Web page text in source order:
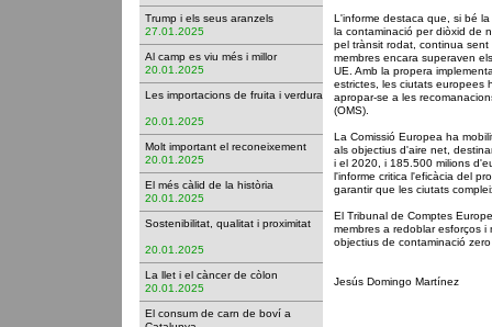
Trump i els seus aranzels
27.01.2025
Al camp es viu més i millor
20.01.2025
Les importacions de fruita i verdura
20.01.2025
Molt important el reconeixement
20.01.2025
El més càlid de la història
20.01.2025
Sostenibilitat, qualitat i proximitat
20.01.2025
La llet i el càncer de còlon
20.01.2025
El consum de carn de boví a
L'informe destaca que, si bé
la contaminació per diòxid de
pel trànsit rodat, continua
membres encara superaven
UE. Amb la propera
estrictes, les ciutats europees
apropar-se a les
(OMS).
La Comissió Europea ha
als objectius d'aire net,
i el 2020, i 185.500 milions
l'informe critica l'eficàcia del
garantir que les ciutats
El Tribunal de Comptes
membres a redoblar esforços i
objectius de contaminació
Jesús Domingo Martínez